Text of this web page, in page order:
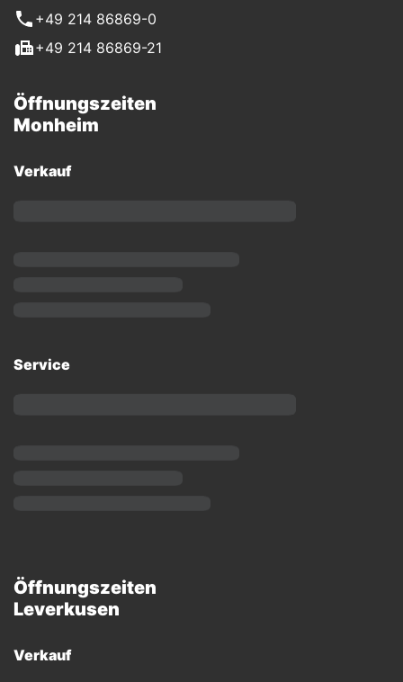
+49 214 86869-0
+49 214 86869-21
Öffnungszeiten
Monheim
Verkauf
Service
Öffnungszeiten
Leverkusen
Verkauf